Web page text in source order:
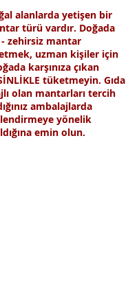
alanlarda yetişen bir
türü vardır. Doğada
zehirsiz mantar
uzman kişiler için
karşınıza çıkan
tüketmeyin. Gıda
olan mantarları tercih
ambalajlarda
yönelik
emin olun.